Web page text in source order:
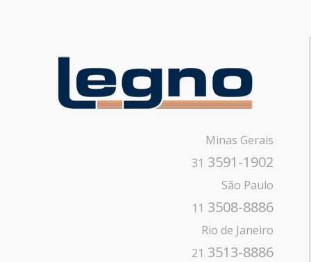
Minas Gerais
31 3591-1902
São Paulo
11 3508-8886
Rio de Janeiro
21 3513-8886